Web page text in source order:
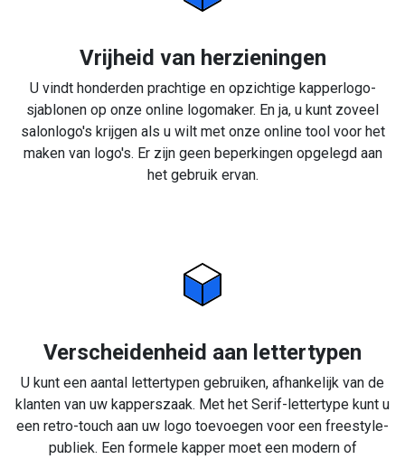
Vrijheid van herzieningen
U vindt honderden prachtige en opzichtige kapperlogo-
sjablonen op onze online logomaker. En ja, u kunt zoveel
salonlogo's krijgen als u wilt met onze online tool voor het
maken van logo's. Er zijn geen beperkingen opgelegd aan
het gebruik ervan.
Verscheidenheid aan lettertypen
U kunt een aantal lettertypen gebruiken, afhankelijk van de
klanten van uw kapperszaak. Met het Serif-lettertype kunt u
een retro-touch aan uw logo toevoegen voor een freestyle-
publiek. Een formele kapper moet een modern of